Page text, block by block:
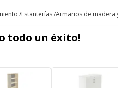
Estanterías Armarios de madera
todo un éxito!